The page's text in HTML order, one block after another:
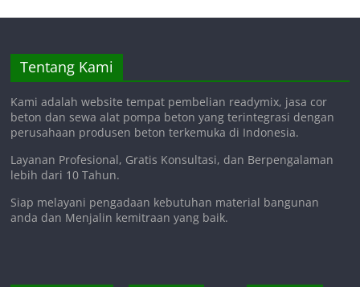
Tentang Kami
Kami adalah website tempat pembelian readymix, jasa cor
beton dan sewa alat pompa beton yang terintegrasi dengan
perusahaan produsen beton terkemuka di Indonesia.
Layanan Profesional, Gratis Konsultasi, dan Berpengalaman
lebih dari 10 Tahun.
Siap melayani pengadaan kebutuhan material bangunan
anda dan Menjalin kemitraan yang baik.